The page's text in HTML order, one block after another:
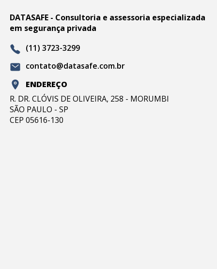
DATASAFE - Consultoria e assessoria especializada
em segurança privada
(11) 3723-3299
contato@datasafe.com.br
ENDEREÇO
R. DR. CLÓVIS DE OLIVEIRA, 258 - MORUMBI
SÃO PAULO - SP
CEP 05616-130